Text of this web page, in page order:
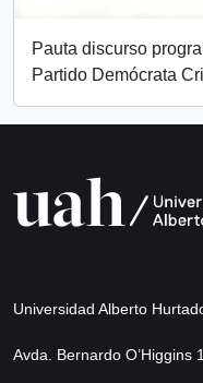
Pauta discurso
Partido Demócrata
Universidad Alberto
Avda. Bernardo O’Higgins